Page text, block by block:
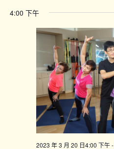
4:00 下午
2023 年 3 月 20 日4:00 下午-